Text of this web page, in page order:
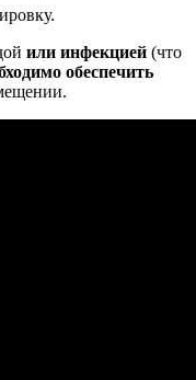
или инфекцией (что
обеспечить